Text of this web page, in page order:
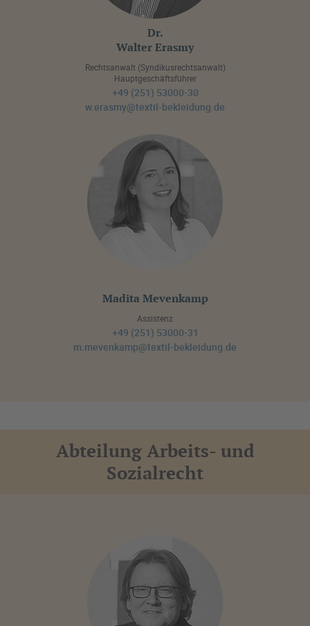
Dr.
Walter Erasmy
Rechtsanwalt (Syndikusrechtsanwalt)
Hauptgeschäftsführer
+49 (251) 53000-30
w.erasmy@textil-bekleidung.de
Madita Mevenkamp
Assistenz
+49 (251) 53000-31
m.mevenkamp@textil-bekleidung.de
Abteilung Arbeits- und
Sozialrecht